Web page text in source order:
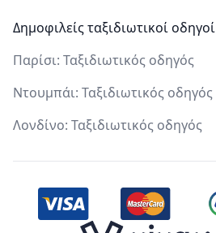
Δημοφιλείς ταξιδιωτικοί οδηγοί
Παρίσι: Ταξιδιωτικός οδηγός
Ντουμπάι: Ταξιδιωτικός οδηγός
Λονδίνο: Ταξιδιωτικός οδηγός